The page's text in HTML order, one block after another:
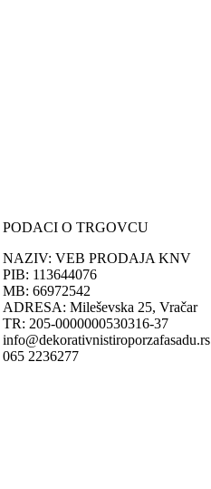
PODACI O TRGOVCU
NAZIV: VEB PRODAJA KNV
PIB: 113644076
MB: 66972542
ADRESA: Mileševska 25, Vračar
TR: 205-0000000530316-37
info@dekorativnistiroporzafasadu.rs
065 2236277